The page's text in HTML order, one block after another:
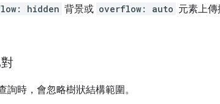
hidden 背景或 overflow: auto 元素上
詢時，會忽略樹狀結構範圍。